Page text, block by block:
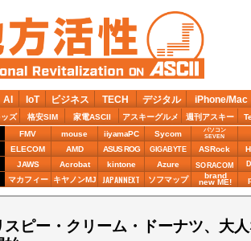
AI IoT ビジネス TECH デジタル iPhone/Mac
ズ 格安SIM 家電ASCII アスキーグルメ 週刊アスキー
FMV mouse iiyamaPC Sycom
パソコン
SEVEN
ELECOM AMD ASUS ROG GIGABYTE ASRock
JAWS Acrobat kintone Azure SORACOM
マカフィー キヤノンMJ JAPANNEXT ソフマップ brand
new ME!
スピー・クリーム・ドーナツ、大